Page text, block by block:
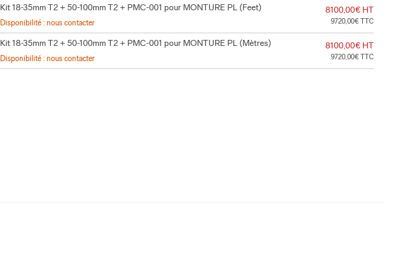
Kit 18-35mm T2 + 50-100mm T2 + PMC-001 pour MONTURE PL (Feet)
Disponibilité : nous contacter
8100,00€ HT
9720,00€ TTC
Kit 18-35mm T2 + 50-100mm T2 + PMC-001 pour MONTURE PL (Mètres)
Disponibilité : nous contacter
8100,00€ HT
9720,00€ TTC